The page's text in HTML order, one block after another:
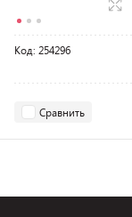
Код: 254296
Сравнить